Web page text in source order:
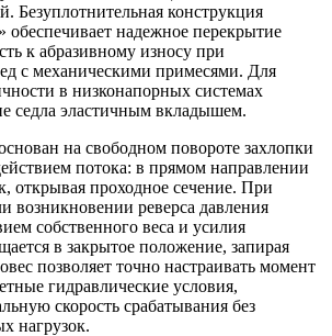
Безуплотнительная конструкция
обеспечивает надежное перекрытие
к абразивному износу при
с механическими примесями. Для
в низконапорных системах
седла эластичным вкладышем.
на свободном повороте захлопки
потока: в прямом направлении
открывая проходное сечение. При
возникновении реверса давления
собственного веса и усилия
в закрытое положение, запирая
позволяет точно настраивать момент
гидравлические условия,
скорость срабатывания без
нагрузок.